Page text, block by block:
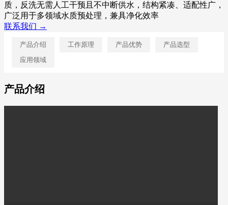
质，反洗无需人工干预且不中断供水，结构紧凑、适配性广，
广泛用于多领域水质预处理，兼具净化效率
联系我们 →
产品介绍 工作原理 产品优势
产品选型
应用领域
产品介绍